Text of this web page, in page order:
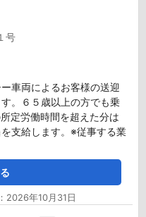
号
車両によるお客様の送迎
。６５歳以上の方でも乗
定労働時間を超えた分は
支給します。※従事する業
年10月31日